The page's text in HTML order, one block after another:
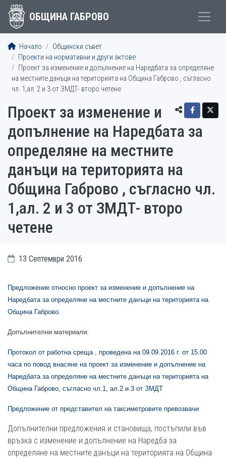
ОБЩИНА ГАБРОВО
Начало
Общински съвет
Проекти на нормативни и други актове
Проект за изменение и допълнение на Наредбата за определяне
на местните данъци на територията на Община Габрово , съгласно
чл. 1,ал. 2 и 3 от ЗМДТ- второ четене
Проект за изменение и
допълнение на Наредбата за
определяне на местните
данъци на територията на
Община Габрово , съгласно чл.
1,ал. 2 и 3 от ЗМДТ- второ
четене
13 Септември 2016
Предложение относно проект за изменение и допълнение на
Наредбата за определяне на местните данъци на територията на
Община Габрово.
Допълнителни материали:
Протокол от работна среща , проведена на 09.09.2016 г. от 15.00
часа по повод внасяне на проект за изменение и допълнение на
Наредбата за определяне на местните данъци на територията на
Община Габрово, съгласно чл.1, ал.2 и 3 от ЗМДТ
Предложение от представител на таксиметровите превозвачи
Допълнителни предложения и становища, постъпили във
връзка с изменение и допълнение на Наредба за
определяне на местните данъци на територията на Община